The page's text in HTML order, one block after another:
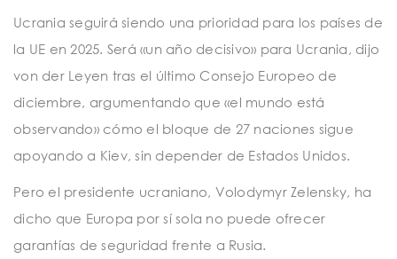
Ucrania seguirá siendo una prioridad para los países de
la UE en 2025. Será «un año decisivo» para Ucrania, dijo
von der Leyen tras el último Consejo Europeo de
diciembre, argumentando que «el mundo está
observando» cómo el bloque de 27 naciones sigue
apoyando a Kiev, sin depender de Estados Unidos.
Pero el presidente ucraniano, Volodymyr Zelensky, ha
dicho que Europa por sí sola no puede ofrecer
garantías de seguridad frente a Rusia.